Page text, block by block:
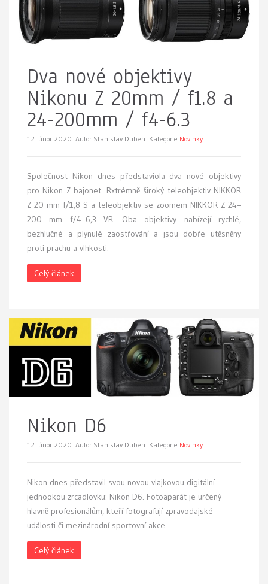
Dva nové objektivy
Nikonu Z 20mm / f1.8 a
24-200mm / f4-6.3
12. únor 2020. Autor Stanislav Duben. Kategorie Novinky
Společnost Nikon dnes představiola dva nové objektivy
pro Nikon Z bajonet. Rxtrémně široký teleobjektiv NIKKOR
Z 20 mm f/1,8 S a teleobjektiv se zoomem NIKKOR Z 24–
200 mm f/4–6,3 VR. Oba objektivy nabízejí rychlé,
bezhlučné a plynulé zaostřování a jsou dobře utěsněny
proti prachu a vlhkosti.
Celý článek
Nikon D6
12. únor 2020. Autor Stanislav Duben. Kategorie Novinky
Nikon dnes představil svou novou vlajkovou digitální
jednookou zrcadlovku: Nikon D6. Fotoaparát je určený
hlavně profesionálům, kteří fotografují zpravodajské
události či mezinárodní sportovní akce.
Celý článek